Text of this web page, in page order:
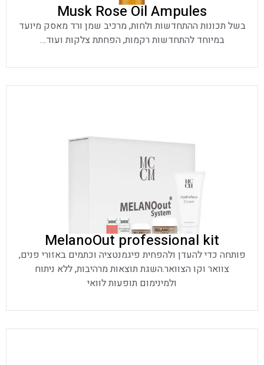
Musk Rose Oil Ampules
בשל תכונות ההתחדשות ולחות, מרכיב שמן ורד מאסק מיועד
במיוחד להתחדשות רקמות, הפחתת צלקות ועוד…
MelanoOut professional kit
פותחה כדי להעדן ולהפחית פיגמנטציה וכתמים באזורי פנים,
צוואר וקו הצוואר.השגת תוצאות מרהיבות, ללא ניתוח
ולמינימום תופעות לוואי